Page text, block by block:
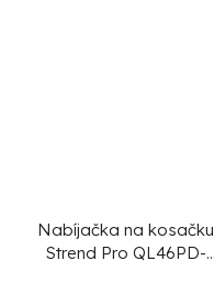
Nabíjačka na kosačku
Strend Pro QL46PD-